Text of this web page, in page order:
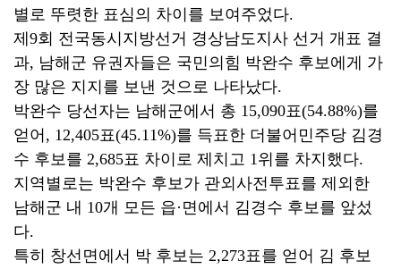
별로 뚜렷한 표심의 차이를 보여주었다.
제9회 전국동시지방선거 경상남도지사 선거 개표 결
과, 남해군 유권자들은 국민의힘 박완수 후보에게 가
장 많은 지지를 보낸 것으로 나타났다.
박완수 당선자는 남해군에서 총 15,090표(54.88%)를
얻어, 12,405표(45.11%)를 득표한 더불어민주당 김경
수 후보를 2,685표 차이로 제치고 1위를 차지했다.
지역별로는 박완수 후보가 관외사전투표를 제외한
남해군 내 10개 모든 읍·면에서 김경수 후보를 앞섰
다.
특히 창선면에서 박 후보는 2,273표를 얻어 김 후보